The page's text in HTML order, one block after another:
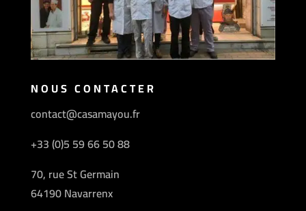
NOUS CONTACTER
contact@casamayou.fr
+33 (0)5 59 66 50 88
70, rue St Germain
64190 Navarrenx